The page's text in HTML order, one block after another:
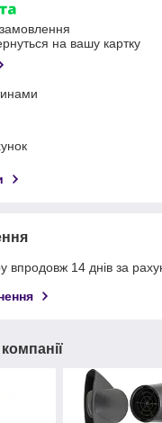
на вашу картку
впродовж 14 днів за